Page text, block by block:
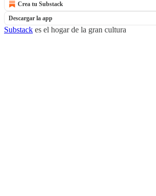
Crea tu Substack
Descargar la app
Substack es el hogar de la gran cultura